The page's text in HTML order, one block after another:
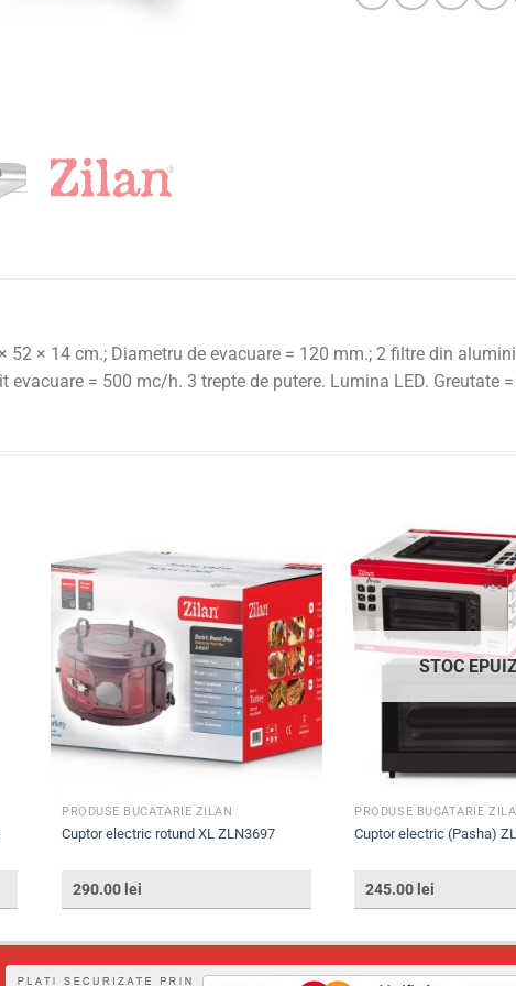
52 × 14 cm.; Diametru de evacuare = 120 mm.; 2 filtre din
evacuare = 500 mc/h. 3 trepte de putere. Lumina LED. Greutate
PRODUSE BUCATARIE ZILAN
Cuptor electric rotund XL ZLN3697
290.00 lei
STOC
PRODUSE BUCATARIE
Cuptor electric (Pasha)
245.00 lei